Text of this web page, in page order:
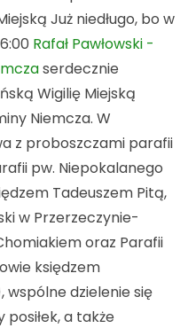
Już niedługo, bo w
Rafał Pawłowski -
serdecznie
Wigilię Miejską
Niemcza. W
z proboszczami parafii
pw. Niepokalanego
Tadeuszem Pitą,
w Przerzeczynie-
oraz Parafii
księdzem
dzielenie się
a także